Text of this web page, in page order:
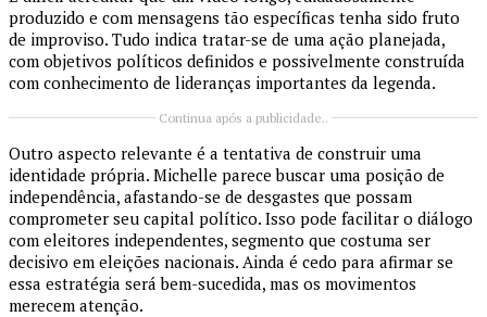
produzido e com mensagens tão específicas tenha sido fruto
de improviso. Tudo indica tratar-se de uma ação planejada,
com objetivos políticos definidos e possivelmente construída
com conhecimento de lideranças importantes da legenda.
Continua após a publicidade..
Outro aspecto relevante é a tentativa de construir uma
identidade própria. Michelle parece buscar uma posição de
independência, afastando-se de desgastes que possam
comprometer seu capital político. Isso pode facilitar o diálogo
com eleitores independentes, segmento que costuma ser
decisivo em eleições nacionais. Ainda é cedo para afirmar se
essa estratégia será bem-sucedida, mas os movimentos
merecem atenção.